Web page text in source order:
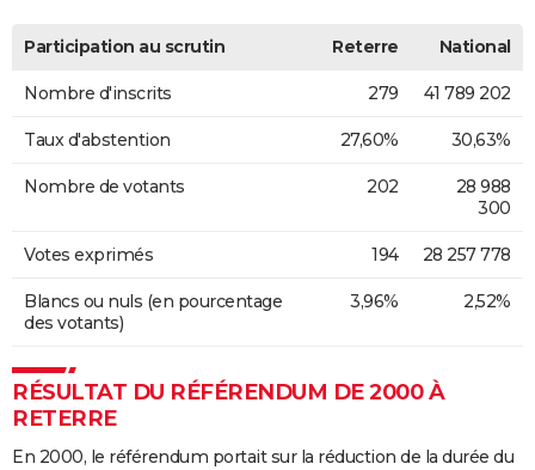
Participation au scrutin Reterre National
Nombre d'inscrits 279 41 789 202
Taux d'abstention 27,60% 30,63%
Nombre de votants 202
28 988
300
Votes exprimés 194 28 257 778
Blancs ou nuls (en pourcentage
des votants)
3,96% 2,52%
RÉSULTAT DU RÉFÉRENDUM DE 2000 À
RETERRE
En 2000, le référendum portait sur la réduction de la durée du